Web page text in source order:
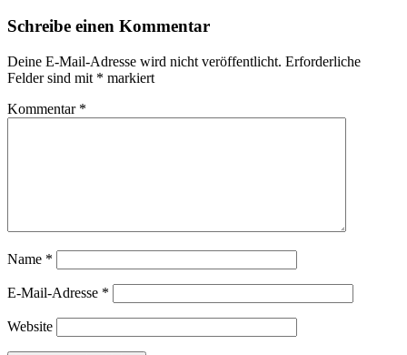
Schreibe einen Kommentar
Deine E-Mail-Adresse wird nicht veröffentlicht. Erforderliche
Felder sind mit * markiert
Kommentar *
Name *
E-Mail-Adresse *
Website